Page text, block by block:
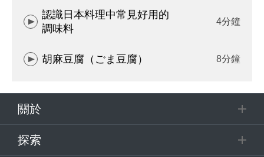
認識日本料理中常見好用的
調味料
4分鐘
胡麻豆腐（ごま豆腐） 8分鐘
關於
探索